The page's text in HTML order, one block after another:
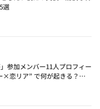
選
参加メンバー11人プロフィー
恋リア” で何が起きる？地